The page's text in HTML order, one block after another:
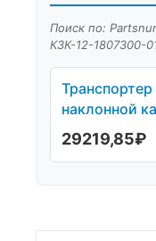
Поиск по:
КЗК-12-1807300-
наклонной
29219,85₽